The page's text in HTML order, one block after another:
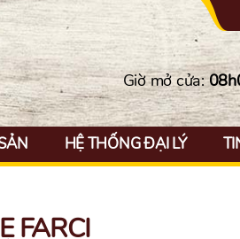
Giờ mở cửa:
HỆ THỐNG ĐẠI LÝ
FARCI